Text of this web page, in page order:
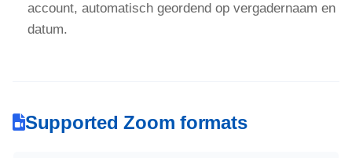
account, automatisch geordend op vergadernaam en
datum.
Supported Zoom formats